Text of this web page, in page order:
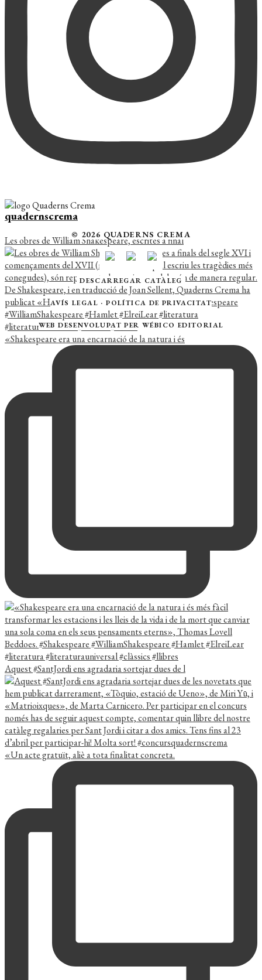
quadernscrema
Les obres de William Shakespeare, escrites a final
«Shakespeare era una encarnació de la natura i és
Aquest #SantJordi ens agradaria sortejar dues de l
«Un acte gratuït, aliè a tota finalitat concreta.
© 2026 QUADERNS CREMA
DESCARREGAR CATÀLEG
AVÍS LEGAL ·POLÍTICA DE PRIVACITAT
WEB DESENVOLUPAT PER WÉBICO EDITORIAL